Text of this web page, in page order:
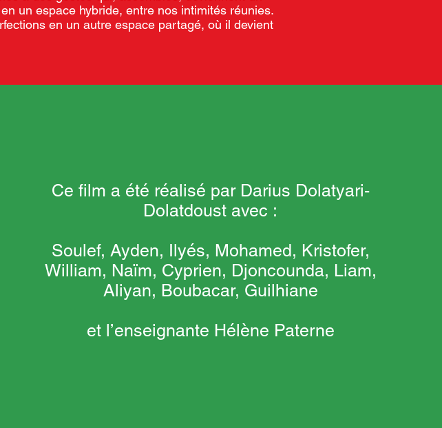
un espace hybride, entre nos intimités réunies.
en un autre espace partagé, où il devient
Ce film a été réalisé par Darius Dolatyari-
Dolatdoust avec :
Soulef, Ayden, Ilyés, Mohamed, Kristofer,
William, Naïm, Cyprien, Djoncounda, Liam,
Aliyan, Boubacar, Guilhiane
et l’enseignante Hélène Paterne